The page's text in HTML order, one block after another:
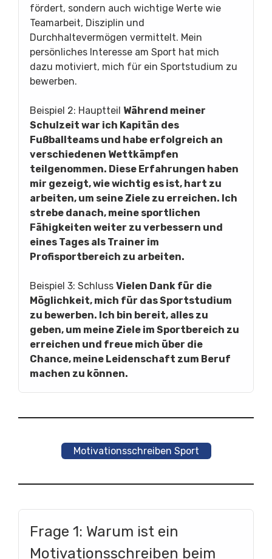
fördert, sondern auch wichtige Werte wie
Teamarbeit, Disziplin und
Durchhaltevermögen vermittelt. Mein
persönliches Interesse am Sport hat mich
dazu motiviert, mich für ein Sportstudium zu
bewerben.
Beispiel 2: Hauptteil Während meiner
Schulzeit war ich Kapitän des
Fußballteams und habe erfolgreich an
verschiedenen Wettkämpfen
teilgenommen. Diese Erfahrungen haben
mir gezeigt, wie wichtig es ist, hart zu
arbeiten, um seine Ziele zu erreichen. Ich
strebe danach, meine sportlichen
Fähigkeiten weiter zu verbessern und
eines Tages als Trainer im
Profisportbereich zu arbeiten.
Beispiel 3: Schluss Vielen Dank für die
Möglichkeit, mich für das Sportstudium
zu bewerben. Ich bin bereit, alles zu
geben, um meine Ziele im Sportbereich zu
erreichen und freue mich über die
Chance, meine Leidenschaft zum Beruf
machen zu können.
Motivationsschreiben Sport
Frage 1: Warum ist ein
Motivationsschreiben beim